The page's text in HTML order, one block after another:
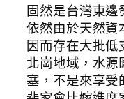
固然是台灣東
依然由於天然資
因而存在大批
北崗地域，水源
塞，不是來享